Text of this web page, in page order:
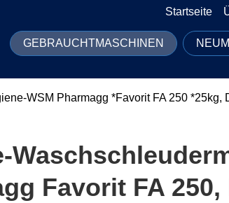
Startseite
GEBRAUCHTMASCHINEN
WSM Pharmagg *Favorit FA 250 *25kg,
Favorit FA 250,